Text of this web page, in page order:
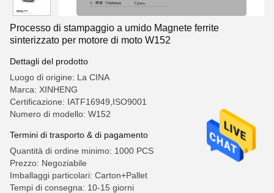
Processo di stampaggio a umido Magnete ferrite
sinterizzato per motore di moto W152
Dettagli del prodotto
Luogo di origine: La CINA
Marca: XINHENG
Certificazione: IATF16949,ISO9001
Numero di modello: W152
Termini di trasporto & di pagamento
Quantità di ordine minimo: 1000 PCS
Prezzo: Negoziabile
Imballaggi particolari: Carton+Pallet
Tempi di consegna: 10-15 giorni